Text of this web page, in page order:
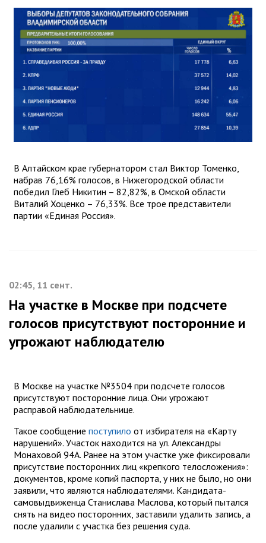
В Алтайском крае губернатором стал Виктор Томенко,
набрав 76,16% голосов, в Нижегородской области
победил Глеб Никитин – 82,82%, в Омской области
Виталий Хоценко – 76,33%. Все трое представители
партии «Единая Россия».
02:45, 11 сент.
На участке в Москве при подсчете
голосов присутствуют посторонние и
угрожают наблюдателю
В Москве на участке №3504 при подсчете голосов
присутствуют посторонние лица. Они угрожают
расправой наблюдательнице.
Такое сообщение поступило от избирателя на «Карту
нарушений». Участок находится на ул. Александры
Монаховой 94А. Ранее на этом участке уже фиксировали
присутствие посторонних лиц «крепкого телосложения»:
документов, кроме копий паспорта, у них не было, но они
заявили, что являются наблюдателями. Кандидата-
самовыдвиженца Станислава Маслова, который пытался
снять на видео посторонних, заставили удалить запись, а
после удалили с участка без решения суда.